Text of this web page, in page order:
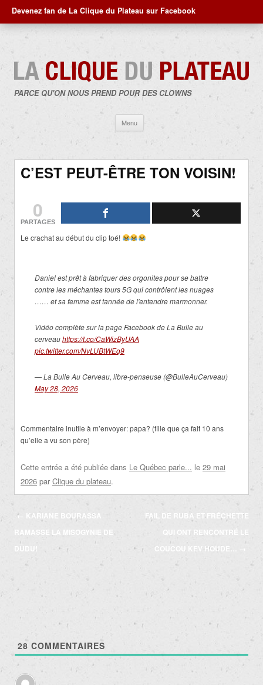
Devenez fan de La Clique du Plateau sur Facebook
PARCE QU'ON NOUS PREND POUR DES CLOWNS
Menu
contenu
C’EST PEUT-ÊTRE TON VOISIN!
0
PARTAGES
Le crachat au début du clip toé!
Daniel est prêt à fabriquer des orgonites pour se battre
contre les méchantes tours 5G qui contrôlent les nuages
…… et sa femme est tannée de l'entendre marmonner.
Vidéo complète sur la page Facebook de La Bulle au
cerveauhttps://t.co/CaWizByUAA
pic.twitter.com/NvLUBtWEq9
— La Bulle Au Cerveau, libre-penseuse (@BulleAuCerveau)
May 28, 2026
Commentaire inutile à m’envoyer: papa? (fille que ça fait 10 ans
qu’elle a vu son père)
Cette entrée a été publiée dans Le Québec parle... le 29 mai
2026 par Clique du plateau.
Navigation
des
articles
←
KARIANE BOURASSA
RAMASSE LA MISOGYNIE DE
DUDU!
FAIL DE RUBA ET FRÉCHETTE
QUI ONT RENCONTRÉ LE
COUCOU KEV HOUDE…
→
28 COMMENTAIRES